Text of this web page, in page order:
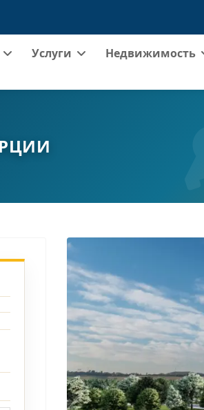
Услуги Недвижимость